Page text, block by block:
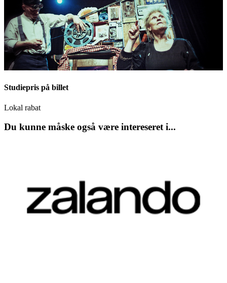
Studiepris på billet
Lokal rabat
Du kunne måske også være intereseret i...